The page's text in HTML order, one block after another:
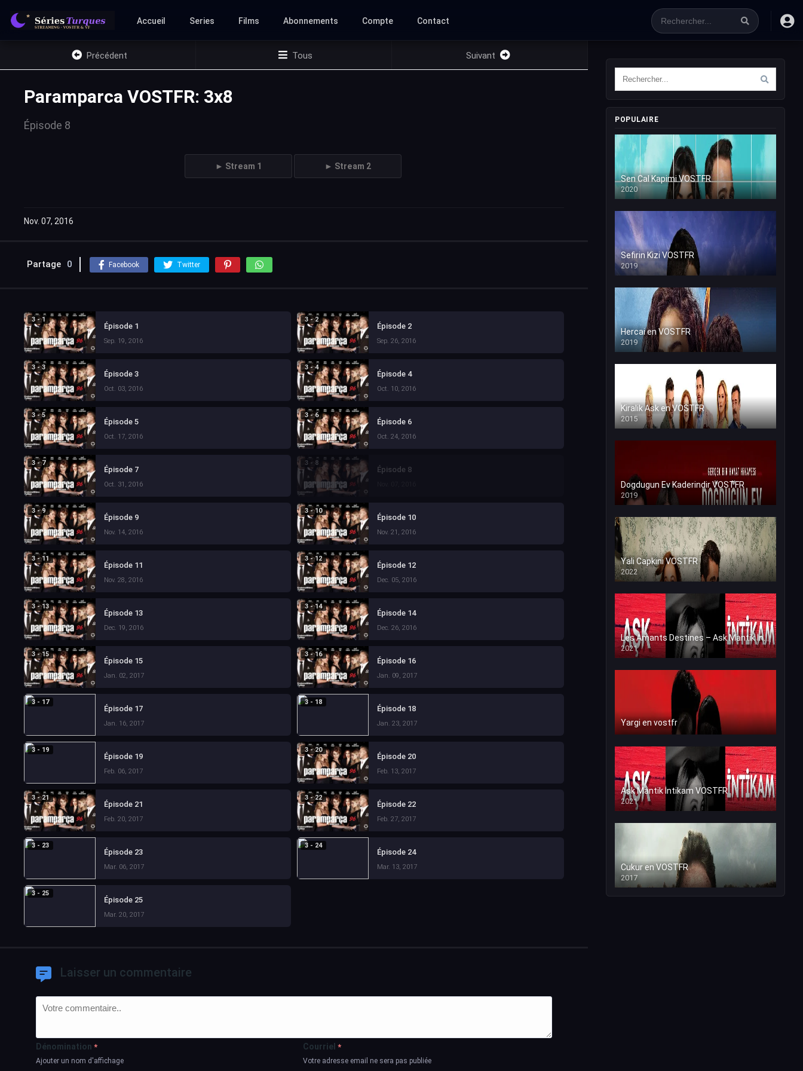
Accueil Series Films Abonnements Compte Contact
Précédent Tous Suivant
Paramparca VOSTFR: 3x8
Épisode 8
► Stream 1 ► Stream 2
Nov. 07, 2016
Partage 0 Facebook Twitter
3 - 1
Épisode 1
Sep. 19, 2016
3 - 2
Épisode 2
Sep. 26, 2016
3 - 3
Épisode 3
Oct. 03, 2016
3 - 4
Épisode 4
Oct. 10, 2016
3 - 5
Épisode 5
Oct. 17, 2016
3 - 6
Épisode 6
Oct. 24, 2016
3 - 7
Épisode 7
Oct. 31, 2016
3 - 8
Épisode 8
3 - 9
Épisode 9
Nov. 14, 2016
3 - 10
Épisode 10
Nov. 21, 2016
3 - 11
Épisode 11
Nov. 28, 2016
3 - 12
Épisode 12
Dec. 05, 2016
3 - 13
Épisode 13
Dec. 19, 2016
3 - 14
Épisode 14
Dec. 26, 2016
3 - 15
Épisode 15
Jan. 02, 2017
3 - 16
Épisode 16
Jan. 09, 2017
3 - 17
Épisode 17
Jan. 16, 2017
3 - 18
Épisode 18
Jan. 23, 2017
3 - 19
Épisode 19
Feb. 06, 2017
3 - 20
Épisode 20
Feb. 13, 2017
3 - 21
Épisode 21
Feb. 20, 2017
3 - 22
Épisode 22
Feb. 27, 2017
3 - 23
Épisode 23
Mar. 06, 2017
3 - 24
Épisode 24
Mar. 13, 2017
3 - 25
Épisode 25
Mar. 20, 2017
Laisser un commentaire
Dénomination *
Ajouter un nom d'affichage
Courriel *
Votre adresse email ne sera pas publiée
POPULAIRE
Sen Cal Kapimi VOSTFR
2020
Sefirin Kizi VOSTFR
2019
Hercai en VOSTFR
2019
Kiralik Ask en VOSTFR
2015
Dogdugun Ev Kaderindir VOSTFR
2019
Yali Capkini VOSTFR
2022
Les Amants Destines – Ask Mantik İntikam en VF (Voix Francaise)
2021
Yargi en vostfr
Ask Mantik İntikam VOSTFR
2021
Cukur en VOSTFR
2017